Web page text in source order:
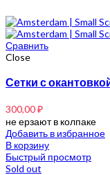
Сравнить
Close
Сетки с
300,00₽
не ерзают в колпаке
Добавить в избранное
В корзину
Быстрый просмотр
Sold out